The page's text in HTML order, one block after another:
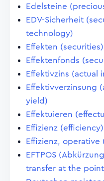
Edelsteine
EDV-Sicherheit
technology)
Effekten (securities)
Effektenfonds
Effektivzins (actual
Effektivverzinsung
yield)
Effektuieren
Effizienz (efficiency)
Effizienz, operative
EFTPOS
transfer at the